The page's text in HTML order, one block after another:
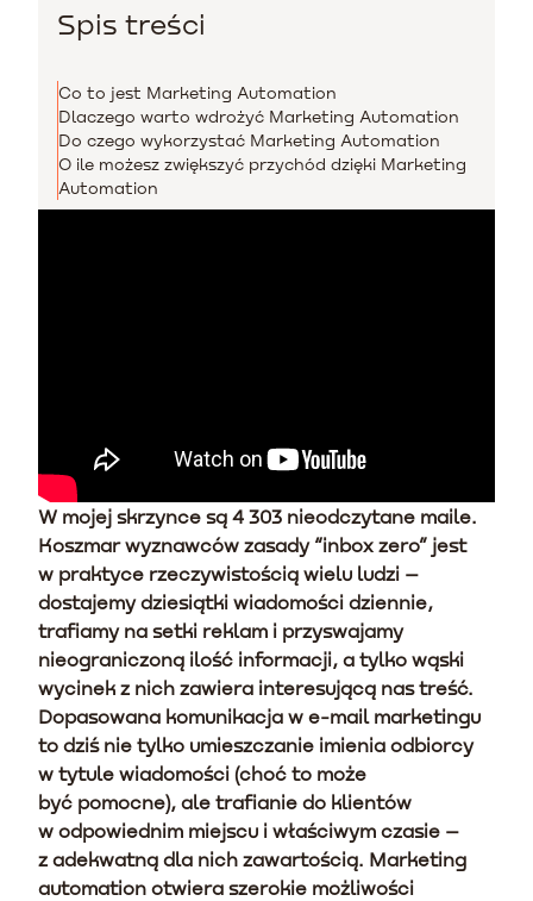
Spis treści
Co to jest Marketing Automation
Dlaczego warto wdrożyć Marketing Automation
Do czego wykorzystać Marketing Automation
O ile możesz zwiększyć przychód dzięki Marketing
Automation
W mojej skrzynce są 4 303 nieodczytane maile.
Koszmar wyznawców zasady “inbox zero” jest
w praktyce rzeczywistością wielu ludzi –
dostajemy dziesiątki wiadomości dziennie,
trafiamy na setki reklam i przyswajamy
nieograniczoną ilość informacji, a tylko wąski
wycinek z nich zawiera interesującą nas treść.
Dopasowana komunikacja w e-mail marketingu
to dziś nie tylko umieszczanie imienia odbiorcy
w tytule wiadomości (choć to może
być pomocne), ale trafianie do klientów
w odpowiednim miejscu i właściwym czasie –
z adekwatną dla nich zawartością. Marketing
automation otwiera szerokie możliwości